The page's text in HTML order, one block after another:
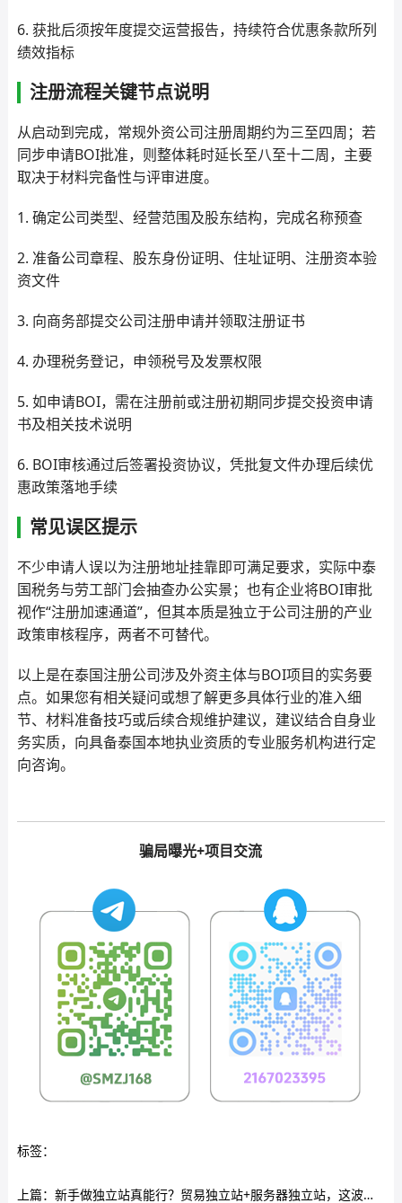
6. 获批后须按年度提交运营报告，持续符合优惠条款所列
绩效指标
注册流程关键节点说明
从启动到完成，常规外资公司注册周期约为三至四周；若
同步申请BOI批准，则整体耗时延长至八至十二周，主要
取决于材料完备性与评审进度。
1. 确定公司类型、经营范围及股东结构，完成名称预查
2. 准备公司章程、股东身份证明、住址证明、注册资本验
资文件
3. 向商务部提交公司注册申请并领取注册证书
4. 办理税务登记，申领税号及发票权限
5. 如申请BOI，需在注册前或注册初期同步提交投资申请
书及相关技术说明
6. BOI审核通过后签署投资协议，凭批复文件办理后续优
惠政策落地手续
常见误区提示
不少申请人误以为注册地址挂靠即可满足要求，实际中泰
国税务与劳工部门会抽查办公实景；也有企业将BOI审批
视作“注册加速通道”，但其本质是独立于公司注册的产业
政策审核程序，两者不可替代。
以上是在泰国注册公司涉及外资主体与BOI项目的实务要
点。如果您有相关疑问或想了解更多具体行业的准入细
节、材料准备技巧或后续合规维护建议，建议结合自身业
务实质，向具备泰国本地执业资质的专业服务机构进行定
向咨询。
骗局曝光+项目交流
标签：
上篇： 新手做独立站真能行？贸易独立站+服务器独立站，这波操作到底靠不靠谱